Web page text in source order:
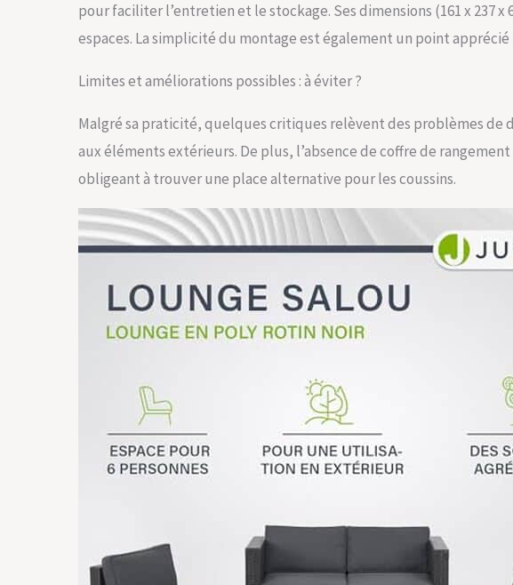
pour faciliter l’entretien et le stockage. Ses dimensions (161 x 237
espaces. La simplicité du montage est également un point
Limites et améliorations possibles : à éviter ?
Malgré sa praticité, quelques critiques relèvent des problèmes de
aux éléments extérieurs. De plus, l’absence de coffre de
obligeant à trouver une place alternative pour les coussins.